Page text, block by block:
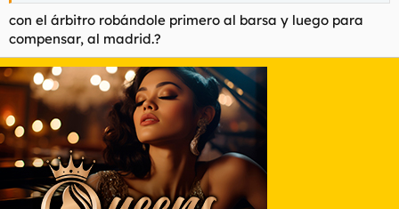
con el árbitro robándole primero al barsa y luego para
compensar, al madrid.?